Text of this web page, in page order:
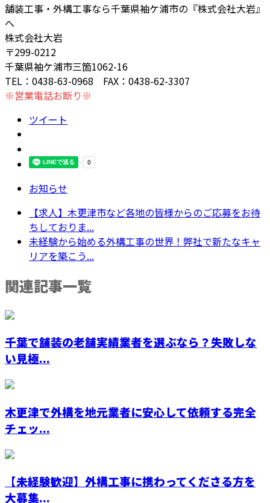
舗装工事・外構工事なら千葉県袖ケ浦市の『株式会社大岩』
へ
株式会社大岩
〒299-0212
千葉県袖ケ浦市三箇1062-16
TEL：0438-63-0968 FAX：0438-62-3307
※営業電話お断り※
ツイート
お知らせ
【求人】木更津市など各地の皆様からのご応募をお待
ちしておりま...
未経験から始める外構工事の世界！弊社で新たなキャ
リアを築こう...
関連記事一覧
千葉で舗装の老舗実績業者を選ぶなら？失敗しな
い見極...
木更津で外構を地元業者に安心して依頼する完全
チェッ...
【未経験歓迎】外構工事に携わってくださる方を
大募集...